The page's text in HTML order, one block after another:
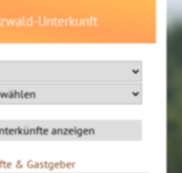
Unterkunft
& Gastgeber